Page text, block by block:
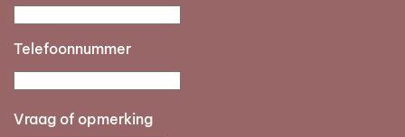
Telefoonnummer
Vraag of opmerking